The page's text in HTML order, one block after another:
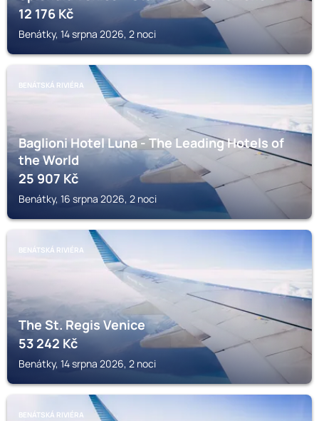
12 176 Kč
Benátky, 14 srpna 2026, 2 noci
BENÁTSKÁ RIVIÉRA
Baglioni Hotel Luna - The Leading Hotels of
the World
25 907 Kč
Benátky, 16 srpna 2026, 2 noci
BENÁTSKÁ RIVIÉRA
The St. Regis Venice
53 242 Kč
Benátky, 14 srpna 2026, 2 noci
BENÁTSKÁ RIVIÉRA